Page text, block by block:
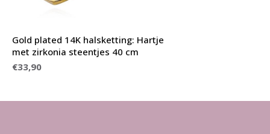
Gold plated 14K halsketting: Hartje
met zirkonia steentjes 40 cm
€33,90